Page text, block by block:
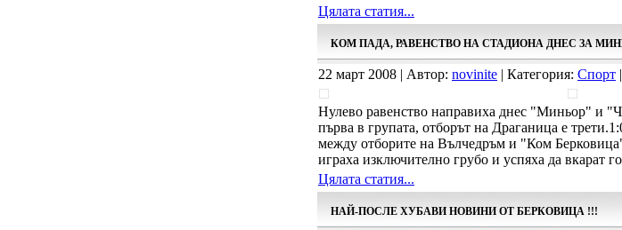
Цялата статия...
КОМ ПАДА, РАВЕНСТВО НА СТАДИОНА ДНЕС ЗА
22 март 2008 | Автор: novinite | Категория: Спорт
Нулево равенство направиха днес "Миньор" и
първа в групата, отборът на Драганица е
между отборите на Вълчедръм и "Ком
играха изключително грубо и успяха да вкарат
Цялата статия...
НАЙ-ПОСЛЕ ХУБАВИ НОВИНИ ОТ БЕРКОВИЦА !!!